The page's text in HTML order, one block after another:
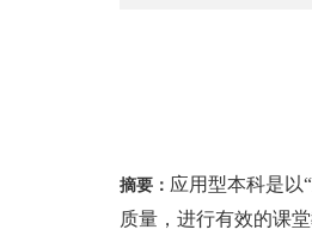
摘要： 应用型本科是以
质量，进行有效的课